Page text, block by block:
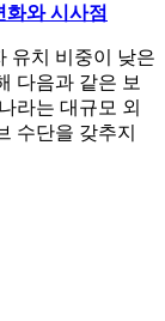
와 시사점
유치 비중이 낮은
다음과 같은 보
라는 대규모 외
수단을 갖추지